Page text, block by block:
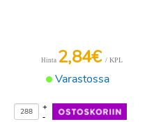
Varastossa
Hinta 2,84€ / KPL
-
+